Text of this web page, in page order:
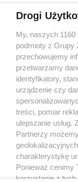
Żaden utwór
rozpowszechniany lub
tym także
eksploatacji w
bez pisemnej zgody
wykorzystanie utworów
bez właściwej zgody,
prawnie.
Drogi
My, naszych
podmioty z Grupy
przechowujemy
przetwarzamy
identyfikatory,
urządzenie czy
treści, pomiar
ulepszanie usług.
Partnerzy
charakterystykę
Ponieważ cenimy
korzystanie z tych